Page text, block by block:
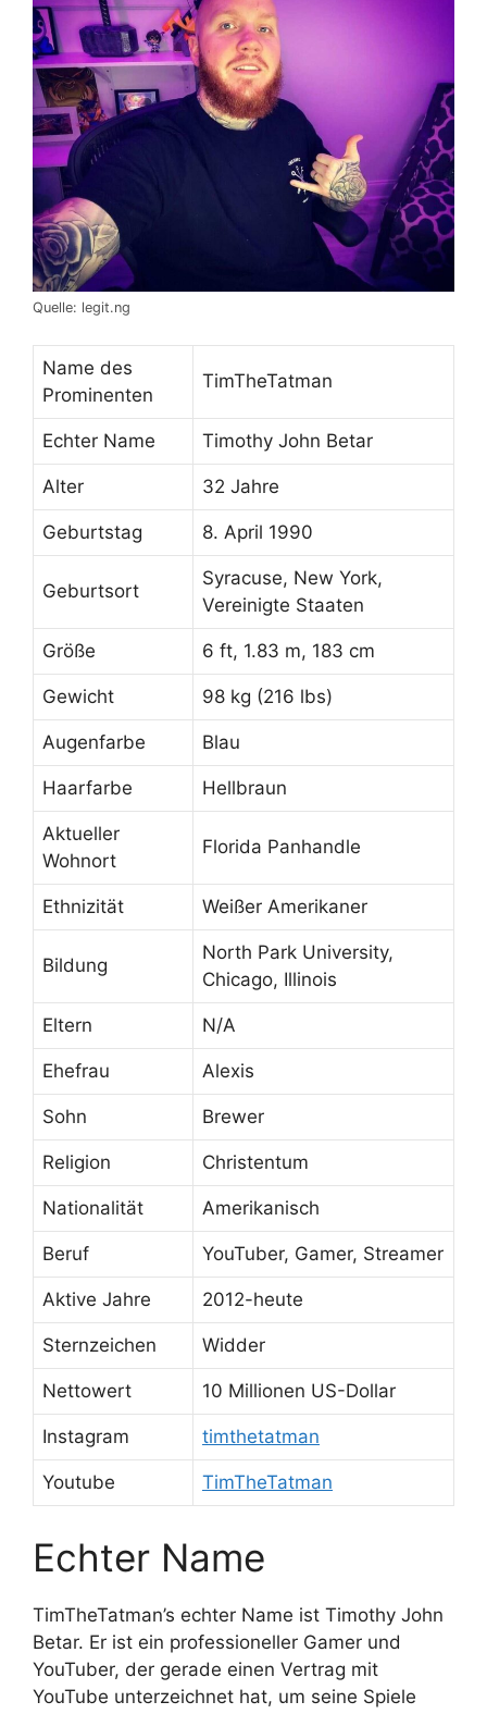
Quelle: legit.ng
Name des
Prominenten
TimTheTatman
Echter Name Timothy John Betar
Alter 32 Jahre
Geburtstag 8. April 1990
Geburtsort
Syracuse, New York,
Vereinigte Staaten
Größe 6 ft, 1.83 m, 183 cm
Gewicht 98 kg (216 lbs)
Augenfarbe Blau
Haarfarbe Hellbraun
Aktueller
Wohnort
Florida Panhandle
Ethnizität Weißer Amerikaner
Bildung
North Park University,
Chicago, Illinois
Eltern N/A
Ehefrau Alexis
Sohn Brewer
Religion Christentum
Nationalität Amerikanisch
Beruf YouTuber, Gamer, Streamer
Aktive Jahre 2012-heute
Sternzeichen Widder
Nettowert 10 Millionen US-Dollar
Instagram timthetatman
Youtube TimTheTatman
Echter Name
TimTheTatman’s echter Name ist Timothy John
Betar. Er ist ein professioneller Gamer und
YouTuber, der gerade einen Vertrag mit
YouTube unterzeichnet hat, um seine Spiele